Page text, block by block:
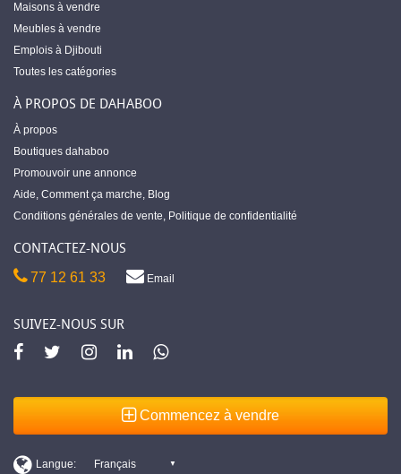
Maisons à vendre
Meubles à vendre
Emplois à Djibouti
Toutes les catégories
À PROPOS DE DAHABOO
À propos
Boutiques dahaboo
Promouvoir une annonce
Aide, Comment ça marche, Blog
Conditions générales de vente, Politique de confidentialité
CONTACTEZ-NOUS
77 12 61 33 Email
SUIVEZ-NOUS SUR
Commencez à vendre